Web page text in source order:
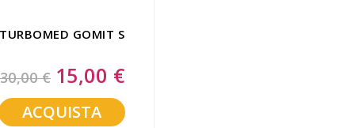
TURBOMED GOMIT S
30,00 € Special
Price
15,00 €
ACQUISTA